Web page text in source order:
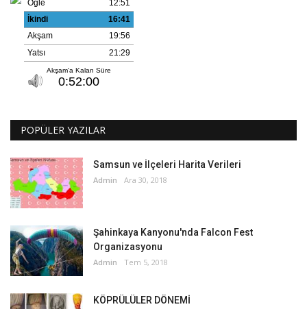
POPÜLER YAZILAR
Samsun ve İlçeleri Harita Verileri
Admin Ara 30, 2018
Şahinkaya Kanyonu'nda Falcon Fest
Organizasyonu
Admin Tem 5, 2018
KÖPRÜLÜLER DÖNEMİ